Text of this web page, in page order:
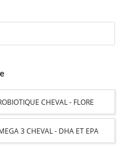
CHEVAL - FLORE
3 CHEVAL - DHA ET EPA